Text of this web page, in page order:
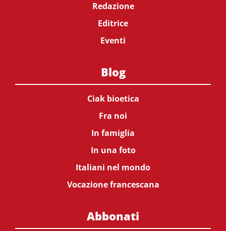
Redazione
Editrice
Eventi
Blog
Ciak bioetica
Fra noi
In famiglia
In una foto
Italiani nel mondo
Vocazione francescana
Abbonati